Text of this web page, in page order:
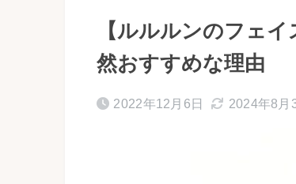
【ルルルンのフェ
然おすすめな理由
2022年12月6日 2024年8月